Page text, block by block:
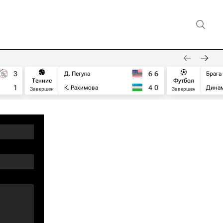
3
1
Теннис
Завершен
Д. Пегула
К. Рахимова
6 6
4 0
Футбол
Завершен
Брага